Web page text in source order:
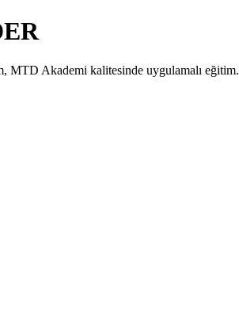
MTD Akademi kalitesinde uygulamalı eğitim.